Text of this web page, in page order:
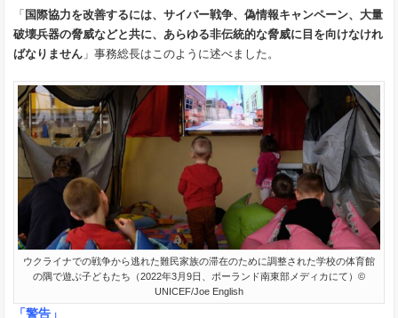
「 国際協力を改善するには、サイバー戦争、偽情報キャンペーン、大量
破壊兵器の脅威などと共に、あらゆる非伝統的な脅威に目を向けなけれ
ばなりません 」事務総長はこのように述べました。
ウクライナでの戦争から逃れた難民家族の滞在のために調整された学校の体育館
の隅で遊ぶ子どもたち（2022年3月9日、ポーランド南東部メディカにて）©
UNICEF/Joe English
「警告」